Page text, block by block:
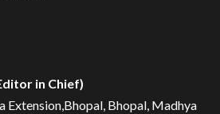
in Chief)
Extension,Bhopal, Bhopal, Madhya